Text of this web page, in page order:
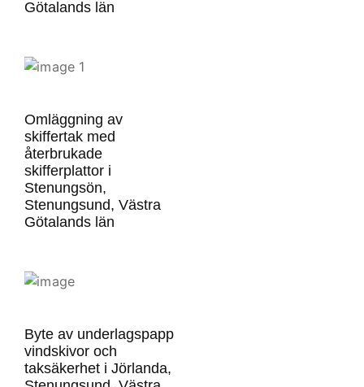
Götalands län
Omläggning av
skiffertak med
återbrukade
skifferplattor i
Stenungsön,
Stenungsund, Västra
Götalands län
Byte av underlagspapp
vindskivor och
taksäkerhet i Jörlanda,